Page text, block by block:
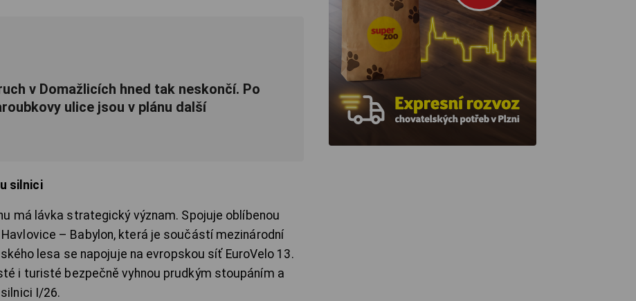
v Domažlicích hned tak neskončí. Po
ulice jsou v plánu další
silnici
má lávka strategický význam. Spojuje oblíbenou
– Babylon, která je součástí mezinárodní
lesa se napojuje na evropskou síť EuroVelo 13.
i turisté bezpečně vyhnou prudkým stoupáním a
I/26.